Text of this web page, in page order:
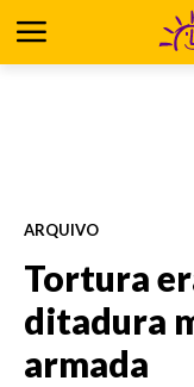
ARQUIVO
Tortura
ditadura
armada